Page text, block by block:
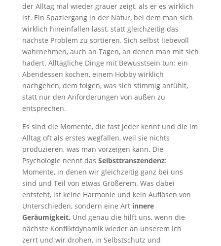
der Alltag mal wieder grauer zeigt, als er es wirklich
ist. Ein Spaziergang in der Natur, bei dem man sich
wirklich hineinfallen lässt, statt gleichzeitig das
nächste Problem zu sortieren. Sich selbst liebevoll
wahrnehmen, auch an Tagen, an denen man mit sich
hadert. Alltägliche Dinge mit Bewusstsein tun: ein
Abendessen kochen, einem Hobby wirklich
nachgehen, dem folgen, was sich stimmig anfühlt,
statt nur den Anforderungen von außen zu
entsprechen.
Es sind die Momente, die fast jeder kennt und die im
Alltag oft als erstes wegfallen, weil sie nichts
produzieren, was man vorzeigen kann. Die
Psychologie nennt das Selbsttranszendenz:
Momente, in denen wir gleichzeitig ganz bei uns
sind und Teil von etwas Größerem. Was dabei
entsteht, ist keine Harmonie und kein Auflösen von
Unterschieden, sondern eine Art innere
Geräumigkeit. Und genau die hilft uns, wenn die
nächste Konfliktdynamik wieder an unserem Ich
zerrt und wir drohen, in Selbstschutz und